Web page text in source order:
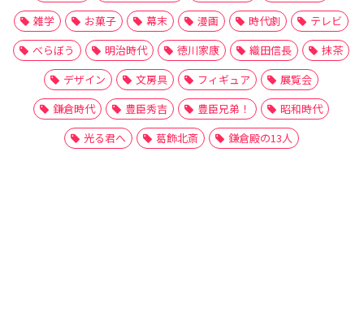
雑学
お菓子 幕末 漫画 時代劇
テレビ
べらぼう
明治時代 徳川家康 織田信長
抹茶
デザイン
文房具 フィギュア
展覧会
鎌倉時代
豊臣秀吉 豊臣兄弟！
昭和時代
光る君へ
葛飾北斎 鎌倉殿の13人